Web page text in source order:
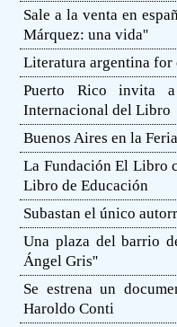
Sale a la venta en
Márquez: una vida''
Literatura argentina for
Puerto Rico invita
Internacional del Libro
Buenos Aires en la
La Fundación El Libro
Libro de Educación
Subastan el único
Una plaza del barrio
Ángel Gris''
Se estrena un
Haroldo Conti